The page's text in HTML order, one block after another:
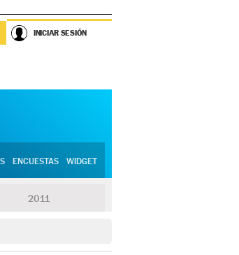
INICIAR SESIÓN
ENCUESTAS WIDGET
2011